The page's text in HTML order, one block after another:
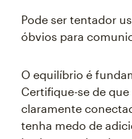
Pode ser tentador
óbvios para
O equilíbrio é
Certifique-se de
claramente
tenha medo de